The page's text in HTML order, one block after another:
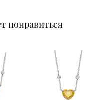
понравиться